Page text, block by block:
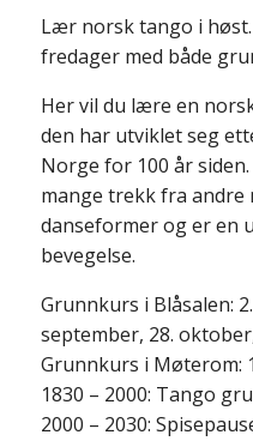
Lær norsk tango i
fredager med både
Her vil du lære en
den har utviklet seg
Norge for 100 år
mange trekk fra andre
danseformer og er en
bevegelse.
Grunnkurs i Blåsalen:
september, 28.
Grunnkurs i Møterom:
1830 – 2000: Tango
2000 – 2030: